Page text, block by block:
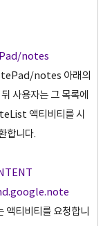
notes
notes 아래의
사용자는 그 목록에
액티비티를 시
합니다.
액티비티를 요청합니